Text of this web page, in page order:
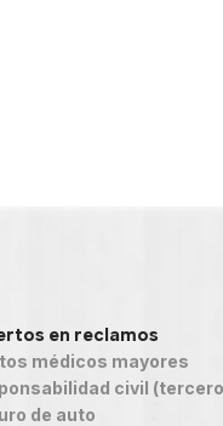
en reclamos
médicos mayores
civil
de auto